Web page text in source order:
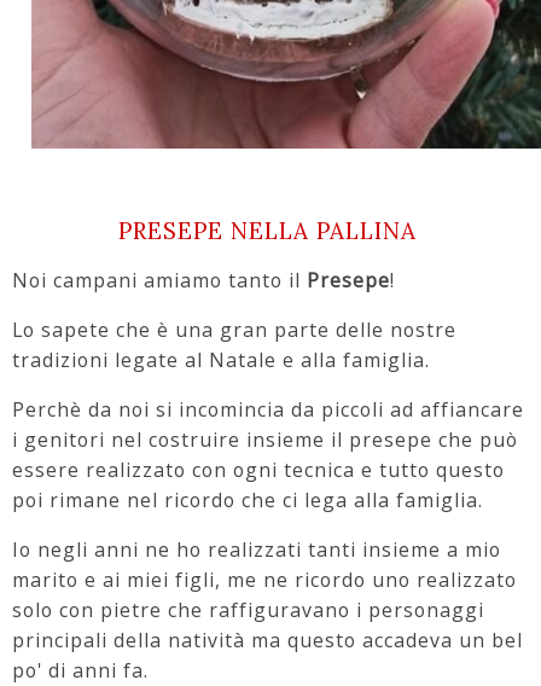
PRESEPE NELLA PALLINA
Noi campani amiamo tanto il Presepe!
Lo sapete che è una gran parte delle nostre
tradizioni legate al Natale e alla famiglia.
Perchè da noi si incomincia da piccoli ad affiancare
i genitori nel costruire insieme il presepe che può
essere realizzato con ogni tecnica e tutto questo
poi rimane nel ricordo che ci lega alla famiglia.
Io negli anni ne ho realizzati tanti insieme a mio
marito e ai miei figli, me ne ricordo uno realizzato
solo con pietre che raffiguravano i personaggi
principali della natività ma questo accadeva un bel
po' di anni fa.